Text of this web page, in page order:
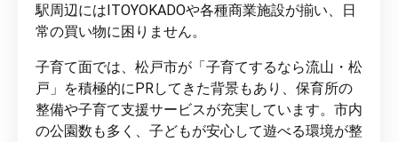
駅周辺にはITOYOKADOや各種商業施設が揃い、日
常の買い物に困りません。
子育て面では、松戸市が「子育てするなら流山・松
戸」を積極的にPRしてきた背景もあり、保育所の
整備や子育て支援サービスが充実しています。市内
の公園数も多く、子どもが安心して遊べる環境が整